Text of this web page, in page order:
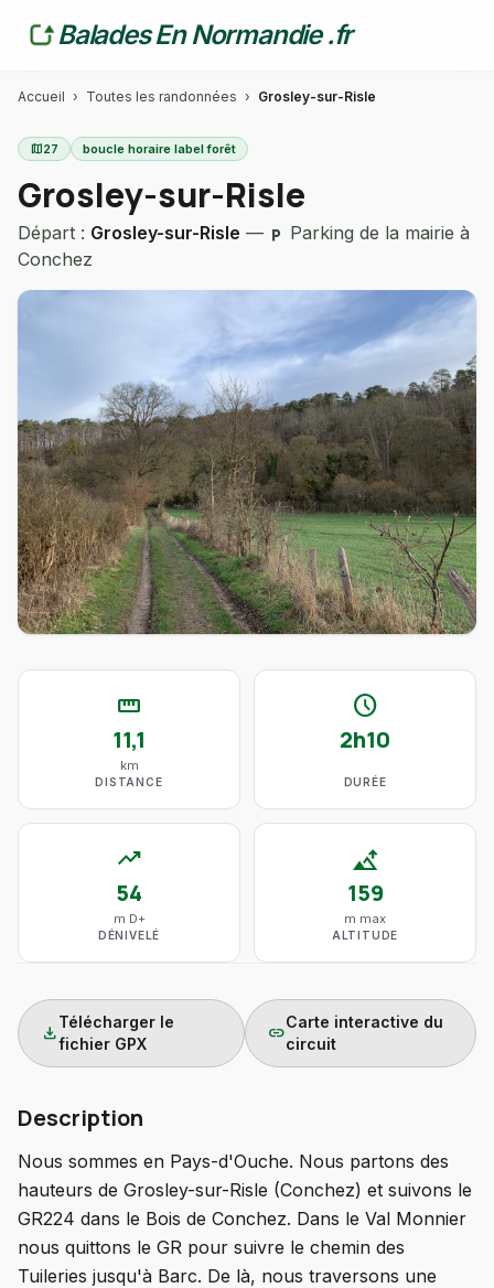
Balades En Normandie .fr
Accueil › Toutes les randonnées › Grosley-sur-Risle
map27 boucle horaire label forêt
Grosley-sur-Risle
Départ : Grosley-sur-Risle — local_parking
Parking de la mairie à
Conchez
straighten
11,1
km
DISTANCE
schedule
2h10
DURÉE
trending_up
54
m D+
DÉNIVELÉ
altitude
159
m max
ALTITUDE
download
Télécharger le
fichier GPX
link
Carte interactive du
circuit
Description
Nous sommes en Pays-d'Ouche. Nous partons des
hauteurs de Grosley-sur-Risle (Conchez) et suivons le
GR224 dans le Bois de Conchez. Dans le Val Monnier
nous quittons le GR pour suivre le chemin des
Tuileries jusqu'à Barc. De là, nous traversons une